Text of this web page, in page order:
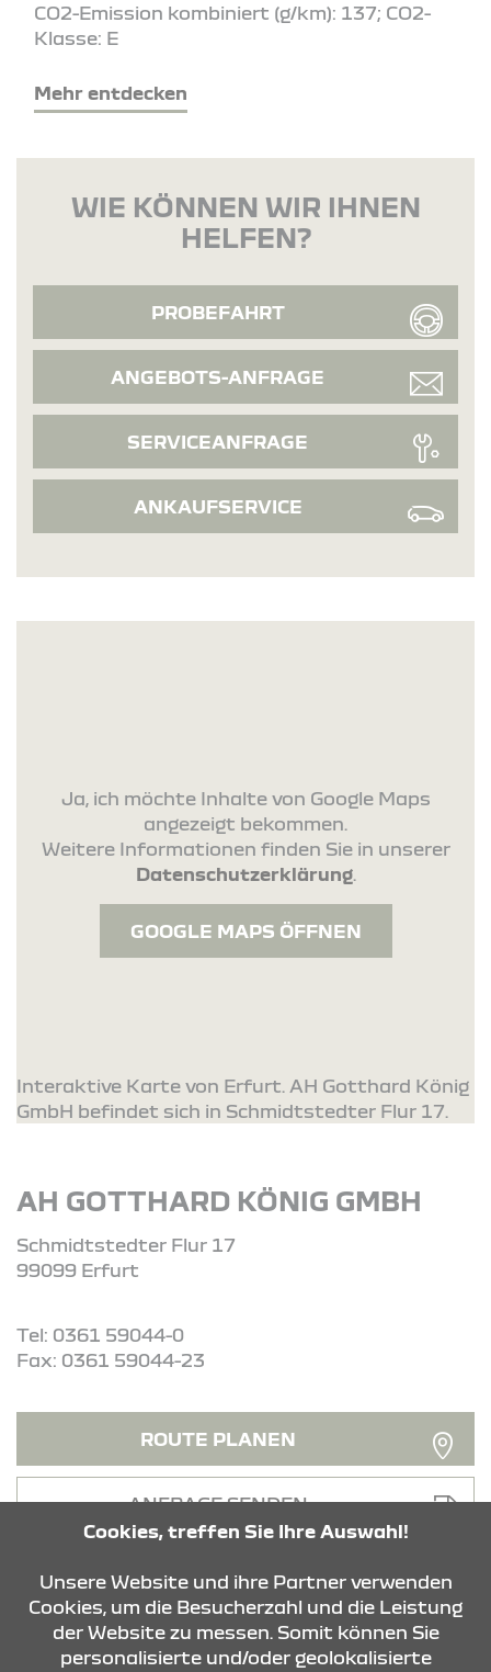
CO2-Emission kombiniert (g/km): 137; CO2-
Klasse: E
Mehr entdecken
WIE KÖNNEN WIR IHNEN
HELFEN?
PROBEFAHRT
ANGEBOTS-ANFRAGE
SERVICEANFRAGE
ANKAUFSERVICE
Ja, ich möchte Inhalte von Google Maps
angezeigt bekommen.
Weitere Informationen finden Sie in unserer
Datenschutzerklärung.
GOOGLE MAPS ÖFFNEN
Interaktive Karte von Erfurt. AH Gotthard König
GmbH befindet sich in Schmidtstedter Flur 17.
AH GOTTHARD KÖNIG GMBH
Schmidtstedter Flur 17
99099 Erfurt
Tel: 0361 59044-0
Fax: 0361 59044-23
ROUTE PLANEN
ANFRAGE SENDEN
Cookies, treffen Sie Ihre Auswahl!
Unsere Website und ihre Partner verwenden
Cookies, um die Besucherzahl und die Leistung
der Website zu messen. Somit können Sie
personalisierte und/oder geolokalisierte